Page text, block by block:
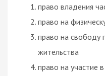
право владения
право на
право на свободу
жительства
право на участие